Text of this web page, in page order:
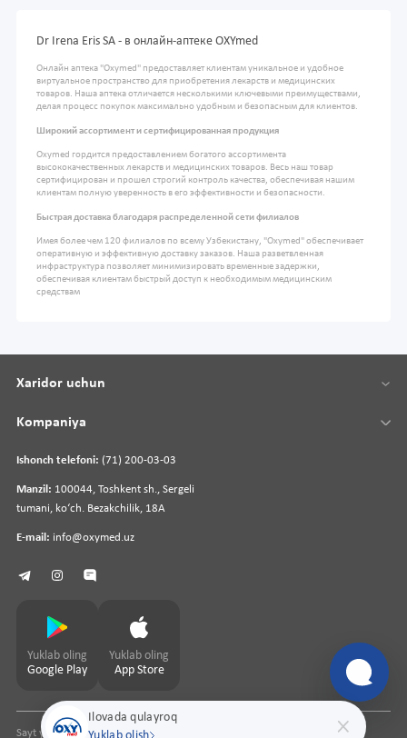
Dr Irena Eris SA - в онлайн-аптеке OXYmed
Онлайн аптека "Oxymed" предоставляет клиентам уникальное и удобное
виртуальное пространство для приобретения лекарств и медицинских
товаров. Наша аптека отличается несколькими ключевыми преимуществами,
делая процесс покупок максимально удобным и безопасным для клиентов.
Широкий ассортимент и сертифицированная продукция
Oxymed гордится предоставлением богатого ассортимента
высококачественных лекарств и медицинских товаров. Весь наш товар
сертифицирован и прошел строгий контроль качества, обеспечивая нашим
клиентам полную уверенность в его эффективности и безопасности.
Быстрая доставка благодаря распределенной сети филиалов
Имея более чем 120 филиалов по всему Узбекистану, "Oxymed" обеспечивает
оперативную и эффективную доставку заказов. Наша разветвленная
инфраструктура позволяет минимизировать временные задержки,
обеспечивая клиентам быстрый доступ к необходимым медицинским
средствам
Ilovada qulayroq
Ishonch telefoni: (71) 200-03-03
Manzil: 100044, Toshkent sh., Sergeli
tumani, koʻch. Bezakchilik, 18A
E-mail: info@oxymed.uz
Xaridor uchun
Kompaniya
Yuklab oling
Google Play
Yuklab oling
App Store
Sayt yaratuvchipharmit.uz